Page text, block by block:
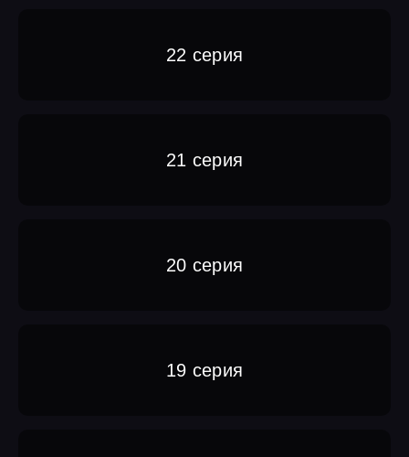
22 серия
21 серия
20 серия
19 серия